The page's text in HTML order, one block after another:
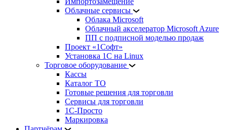
Облачные сервисы
Облака Microsoft
Облачный акселератор Microsoft Azure
ПП с подписной моделью продаж
Проект «1Софт»
Установка 1С на Linux
Торговое оборудование
Кассы
Каталог ТО
Готовые решения для торговли
Сервисы для торговли
1С-Просто
Маркировка